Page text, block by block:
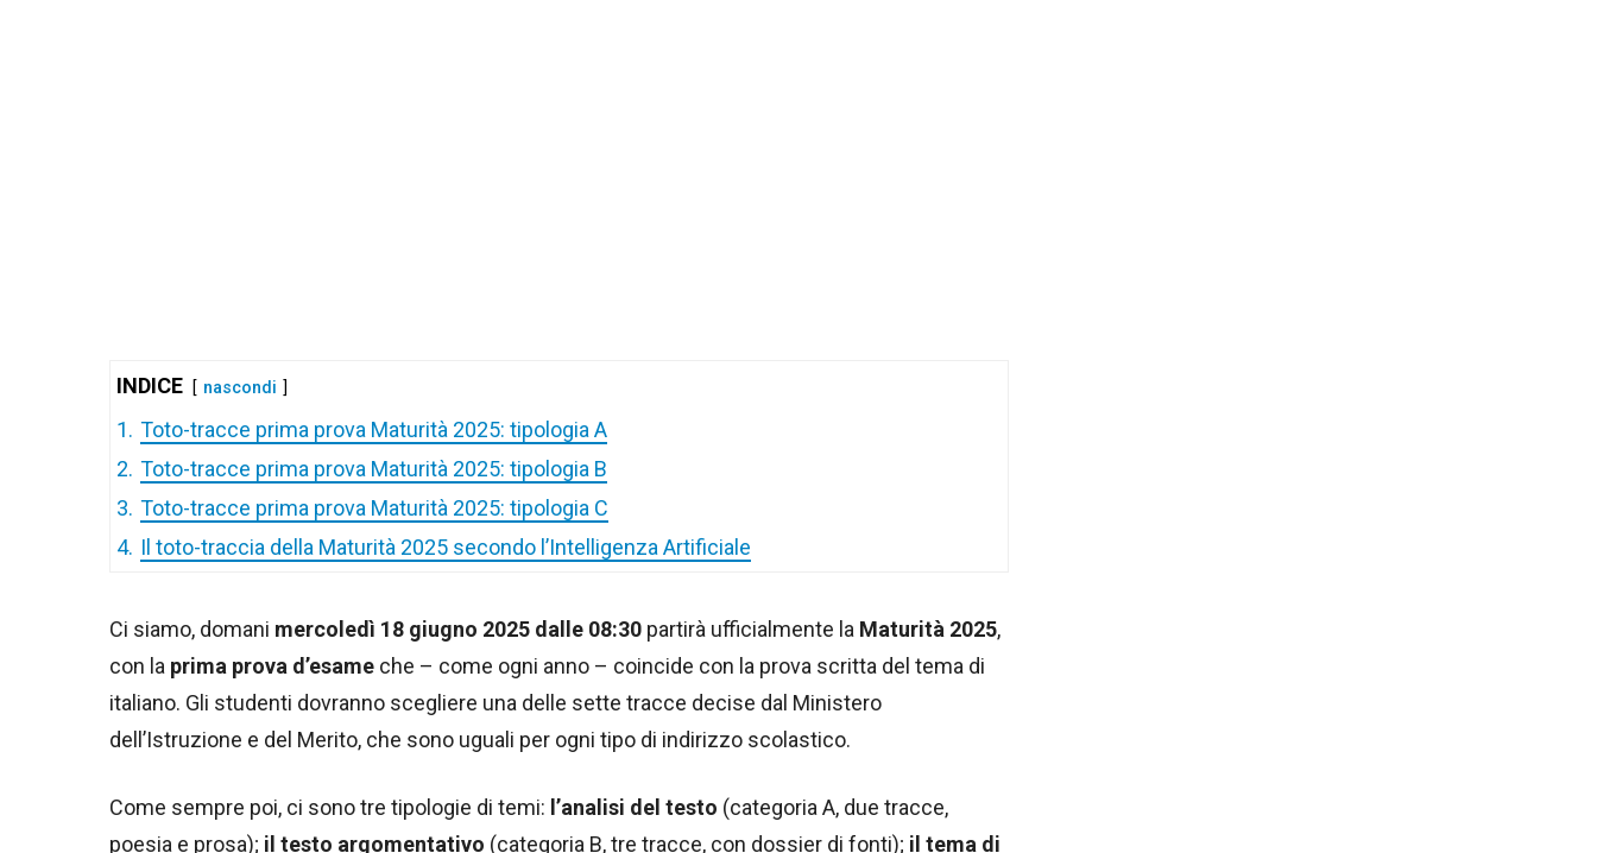
INDICE nascondi
1. Toto-tracce prima prova Maturità 2025: tipologia A
2. Toto-tracce prima prova Maturità 2025: tipologia B
3. Toto-tracce prima prova Maturità 2025: tipologia C
4. Il toto-traccia della Maturità 2025 secondo l’Intelligenza Artificiale
Ci siamo, domani mercoledì 18 giugno 2025 dalle 08:30 partirà ufficialmente la Maturità 2025,
con la prima prova d’esame che – come ogni anno – coincide con la prova scritta del tema di
italiano. Gli studenti dovranno scegliere una delle sette tracce decise dal Ministero
dell’Istruzione e del Merito, che sono uguali per ogni tipo di indirizzo scolastico.
Come sempre poi, ci sono tre tipologie di temi: l’analisi del testo (categoria A, due tracce,
poesia e prosa); il testo argomentativo (categoria B, tre tracce, con dossier di fonti); il tema di